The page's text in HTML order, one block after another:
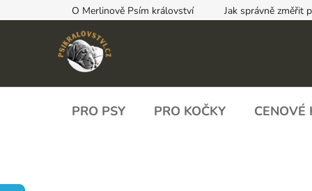
na
O Merlinově Psím království Jak správně změřit
PRO PSY PRO KOČKY CENOVÉ